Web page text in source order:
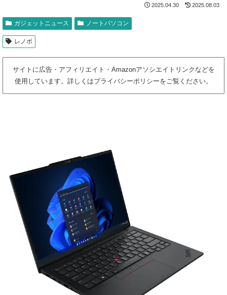
2025.04.30 2025.08.03
ガジェットニュース ノートパソコン
レノボ
サイトに広告・アフィリエイト・Amazonアソシエイトリンクなどを
使用しています。詳しくはプライバシーポリシーをご覧ください。